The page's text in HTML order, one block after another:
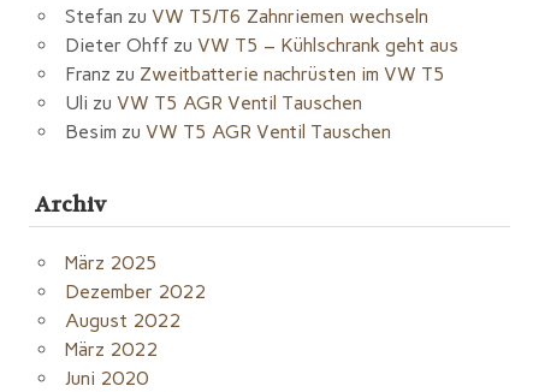
Stefan zu VW T5/T6 Zahnriemen wechseln
Dieter Ohff zu VW T5 – Kühlschrank geht aus
Franz zu Zweitbatterie nachrüsten im VW T5
Uli zu VW T5 AGR Ventil Tauschen
Besim zu VW T5 AGR Ventil Tauschen
Archiv
März 2025
Dezember 2022
August 2022
März 2022
Juni 2020